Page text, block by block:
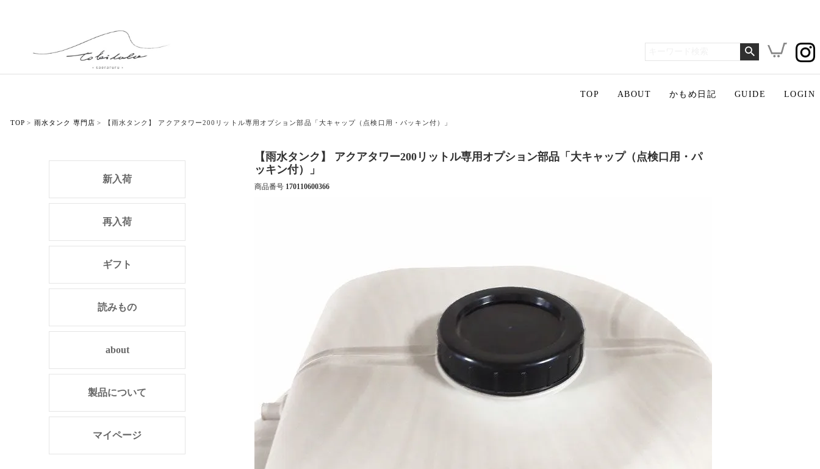
TOP ABOUT かもめ日記 GUIDE LOGIN
TOP 雨水タンク 専門店 【雨水タンク】 アクアタワー200リットル専用オプション部品「大キャップ（点検口用・パッキン付）」
新入荷
再入荷
ギフト
読みもの
about
製品について
マイページ
【雨水タンク】 アクアタワー200リットル専用オプション部品「大キャップ（点検口用・パ
ッキン付）」
商品番号 170110600366